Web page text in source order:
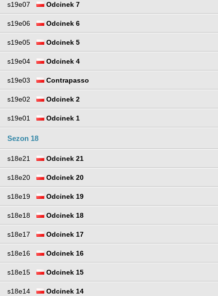
s19e07 Odcinek 7
s19e06 Odcinek 6
s19e05 Odcinek 5
s19e04 Odcinek 4
s19e03 Contrapasso
s19e02 Odcinek 2
s19e01 Odcinek 1
Sezon 18
s18e21 Odcinek 21
s18e20 Odcinek 20
s18e19 Odcinek 19
s18e18 Odcinek 18
s18e17 Odcinek 17
s18e16 Odcinek 16
s18e15 Odcinek 15
s18e14 Odcinek 14